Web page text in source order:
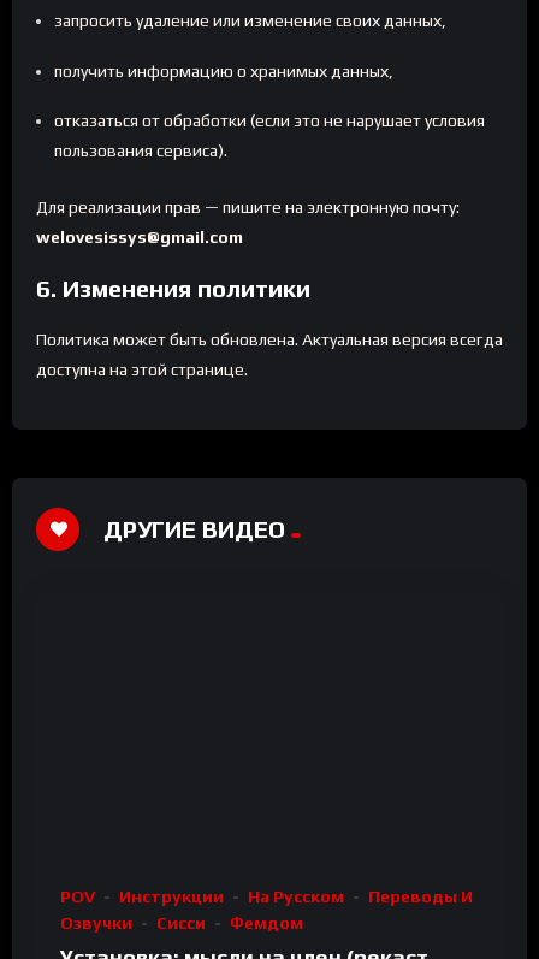
запросить удаление или изменение своих данных,
получить информацию о хранимых данных,
отказаться от обработки (если это не нарушает условия
пользования сервиса).
Для реализации прав — пишите на электронную почту:
welovesissys@gmail.com
6. Изменения политики
Политика может быть обновлена. Актуальная версия всегда
доступна на этой странице.
ДРУГИЕ ВИДЕО
POV Инструкции На Русском
Переводы И
Озвучки
Сисси Фемдом